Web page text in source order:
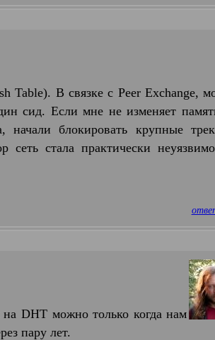
Table). В связке с Peer Exchange,
сид. Если мне не изменяет
блокировать крупные
стала практически
DHT можно только когда нам
пару лет.